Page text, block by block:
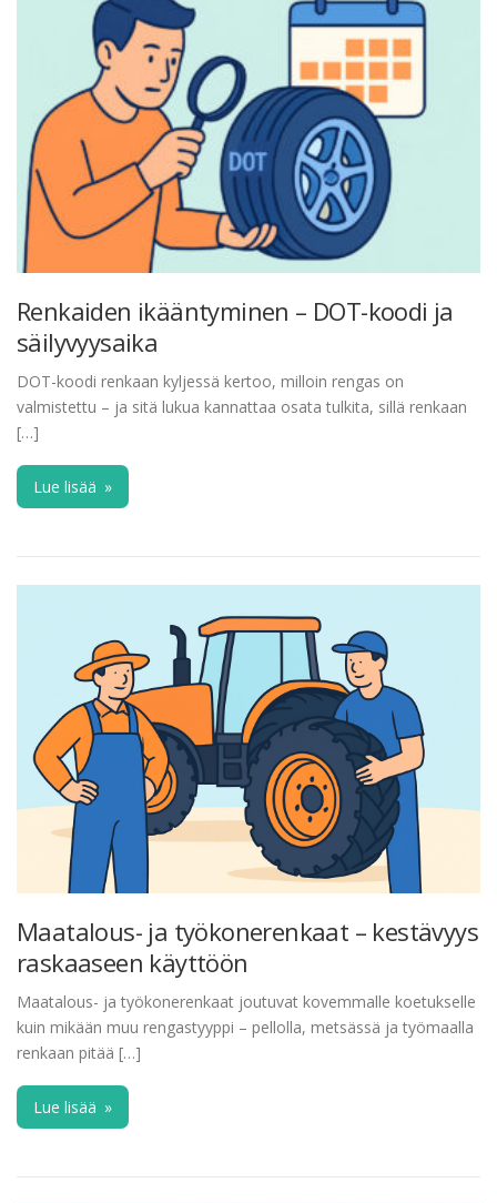
Renkaiden ikääntyminen – DOT-koodi ja
säilyvyysaika
DOT-koodi renkaan kyljessä kertoo, milloin rengas on
valmistettu – ja sitä lukua kannattaa osata tulkita, sillä renkaan
[…]
Lue lisää »
Maatalous- ja työkonerenkaat – kestävyys
raskaaseen käyttöön
Maatalous- ja työkonerenkaat joutuvat kovemmalle koetukselle
kuin mikään muu rengastyyppi – pellolla, metsässä ja työmaalla
renkaan pitää […]
Lue lisää »